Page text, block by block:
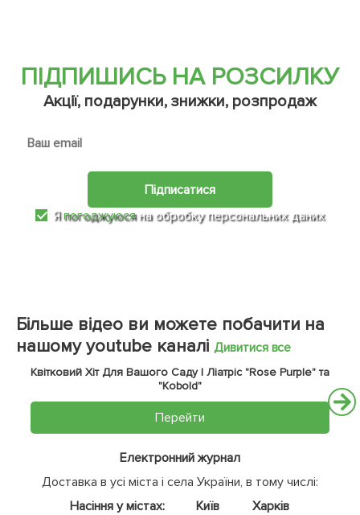
ПІДПИШИСЬ НА РОЗСИЛКУ
Акції, подарунки, знижки, розпродаж
Підписатися
Япогоджуюсяна обробку персональних даних
Більше відео ви можете побачити на
нашому youtube каналі Дивитися все
Квітковий Хіт Для Вашого Саду | Ліатріс "Rose Purple" та
"Kobold"
Перейти
Електронний журнал
Доставка в усі міста і села України, в тому числі:
Насіння у містах:
Київ
Харків